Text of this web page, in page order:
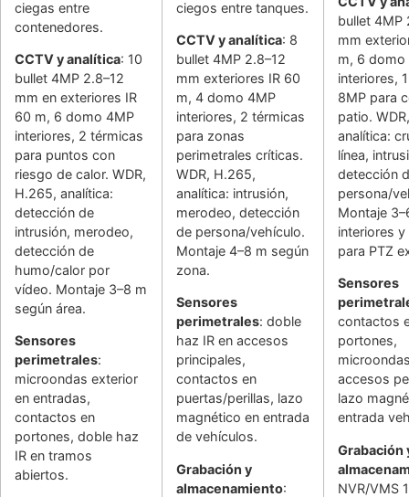
ciegas entre
contenedores.
CCTV y analítica: 10
bullet 4MP 2.8–12
mm en exteriores IR
60 m, 6 domo 4MP
interiores, 2 térmicas
para puntos con
riesgo de calor. WDR,
H.265, analítica:
detección de
intrusión, merodeo,
detección de
humo/calor por
vídeo. Montaje 3–8 m
según área.
Sensores
perimetrales:
microondas exterior
en entradas,
contactos en
portones, doble haz
IR en tramos
abiertos.
ciegos entre tanques.
CCTV y analítica: 8
bullet 4MP 2.8–12
mm exteriores IR 60
m, 4 domo 4MP
interiores, 2 térmicas
para zonas
perimetrales críticas.
WDR, H.265,
analítica: intrusión,
merodeo, detección
de persona/vehículo.
Montaje 4–8 m según
zona.
Sensores
perimetrales: doble
haz IR en accesos
principales,
contactos en
puertas/perillas, lazo
magnético en entrada
de vehículos.
Grabación y
almacenamiento:
bullet 4MP
mm
m, 6 domo
interiores,
8MP para
patio.
analítica:
línea,
detección
persona/
Montaje
interiores y
para PTZ
Sensores
contactos
portones,
accesos
lazo
entrada
Grabación
NVR/VMS